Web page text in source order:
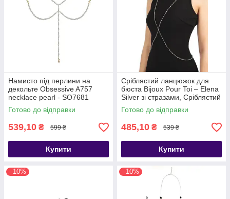
Намисто під перлини на
декольте Obsessive A757
necklace pearl - SO7681
Готово до відправки
539,10 ₴ 599 ₴
Купити
Сріблястий ланцюжок для
бюста Bijoux Pour Toi – Elena
Silver зі стразами, Сріблястий
- SO5987
Готово до відправки
485,10 ₴ 539 ₴
Купити
–10% –10%